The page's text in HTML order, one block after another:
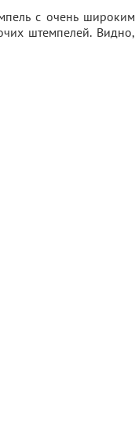
с очень широким
штемпелей. Видно,